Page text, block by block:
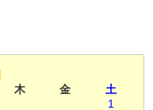
木 金
土
1